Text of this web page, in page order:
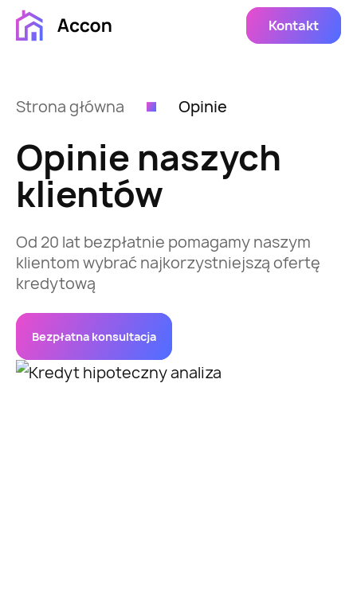
Kontakt
Strona główna Opinie
Opinie naszych
klientów
Od 20 lat bezpłatnie pomagamy naszym
klientom wybrać najkorzystniejszą ofertę
kredytową
Bezpłatna konsultacja